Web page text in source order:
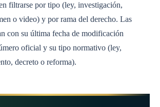
filtrarse por tipo (ley, investigación,
o video) y por rama del derecho. Las
con su última fecha de modificación
oficial y su tipo normativo (ley,
decreto o reforma).